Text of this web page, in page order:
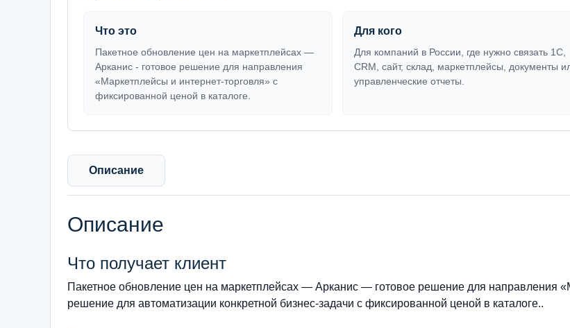
Что это
Пакетное обновление цен на маркетплейсах —
Арканис - готовое решение для направления
«Маркетплейсы и интернет-торговля» с
фиксированной ценой в каталоге.
Для кого
Для компаний в России, где нужно связать 1С,
CRM, сайт, склад, маркетплейсы, документы
управленческие отчеты.
Описание
Описание
Что получает клиент
Пакетное обновление цен на маркетплейсах — Арканис — готовое решение для направления
решение для автоматизации конкретной бизнес-задачи с фиксированной ценой в каталоге..